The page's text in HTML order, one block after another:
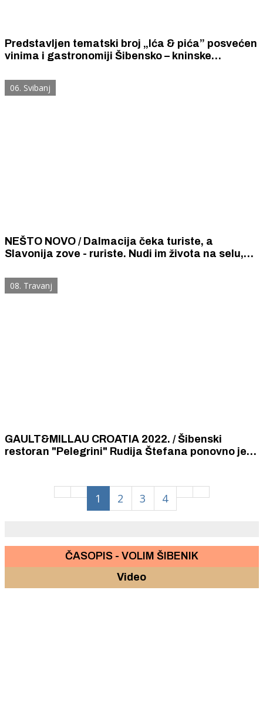
Predstavljen tematski broj „Ića & pića” posvećen
vinima i gastronomiji Šibensko – kninske
atraktivan, ali...
06. Svibanj
NEŠTO NOVO / Dalmacija čeka turiste, a
Slavonija zove - ruriste. Nudi im života na selu,
ašikovanje, bekrijanje...
08. Travanj
GAULT&MILLAU CROATIA 2022. / Šibenski
restoran "Pelegrini" Rudija Štefana ponovno je
1 2 3 4
ČASOPIS - VOLIM ŠIBENIK
Video